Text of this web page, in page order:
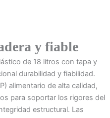
y fiable
de 18 litros con tapa y
durabilidad y fiabilidad.
alimentario de alta calidad,
para soportar los rigores del
estructural. Las